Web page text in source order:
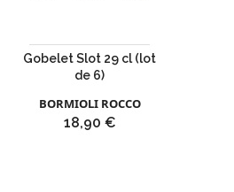
Gobelet Slot 29 cl (lot
de 6)
BORMIOLI ROCCO
Prix
18,90 €